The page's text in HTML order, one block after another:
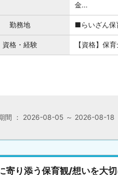
金...
勤務地 ■らいざん保
資格・経験 【資格】保
間 ： 2026-08-05 ～ 2026-08-18
寄り添う保育観/想いを大